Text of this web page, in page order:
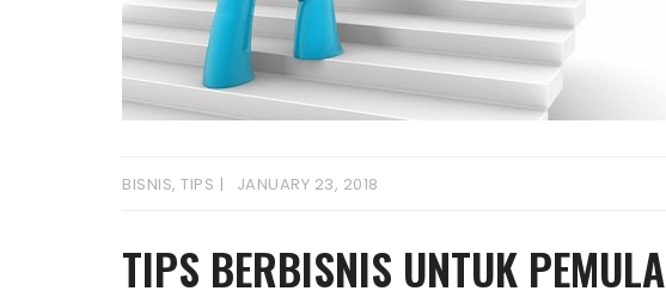
BISNIS, TIPS JANUARY 23, 2018
TIPS BERBISNIS UNTUK PEMULA